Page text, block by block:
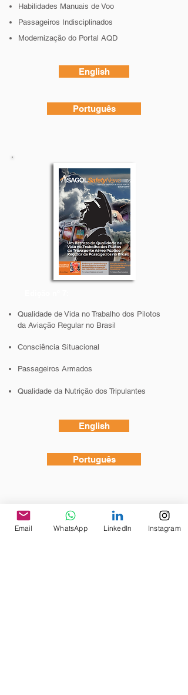
Habilidades Manuais de Voo
Passageiros Indisciplinados
Modernização do Portal AQD
English
Português
Qualidade de Vida no Trabalho dos Pilotos
da Aviação Regular no Brasil
Consciência Situacional
Passageiros Armados
Qualidade da Nutrição dos Tripulantes
English
Português
Email WhatsApp LinkedIn Instagram